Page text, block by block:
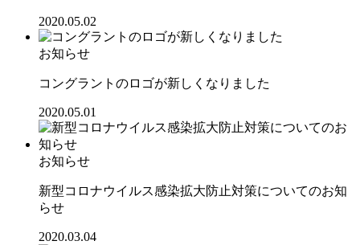
2020.05.02
お知らせ
コングラントのロゴが新しくなりました
2020.05.01
お知らせ
新型コロナウイルス感染拡大防止対策についてのお知
らせ
2020.03.04